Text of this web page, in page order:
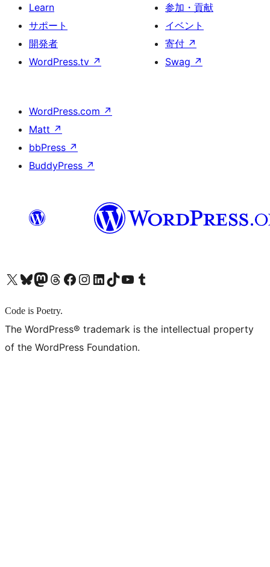
Learn
サポート
開発者
WordPress.tv ↗
参加・貢献
イベント
寄付 ↗
Swag ↗
WordPress.com ↗
Matt ↗
bbPress ↗
BuddyPress ↗
X (旧 Twitter) アカウントへBluesky アカウントへMastodon アカウントへThreads アカウントへ Facebook ページへInstagram アカウントへ LinkedIn アカウントへTikTok アカウントへYouTube チャンネルへ Tumblr アカウントへ
Code is Poetry.
The WordPress® trademark is the intellectual property
of the WordPress Foundation.